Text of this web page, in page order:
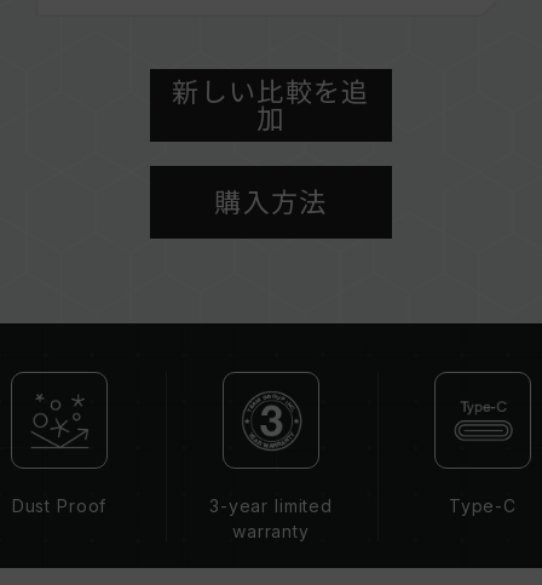
SDGs 環境に優しい紙製パッケージ
新しい比較を追
加
購入方法
Dust Proof
3-year limited
warranty
Type-C